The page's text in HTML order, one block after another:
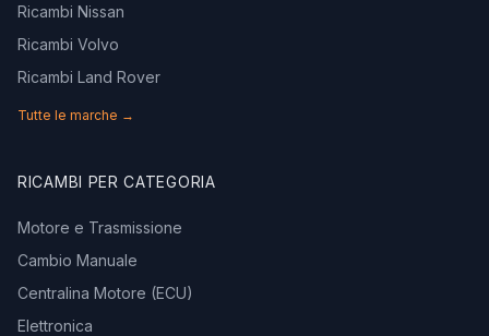
Ricambi Nissan
Ricambi Volvo
Ricambi Land Rover
Tutte le marche →
RICAMBI PER CATEGORIA
Motore e Trasmissione
Cambio Manuale
Centralina Motore (ECU)
Elettronica